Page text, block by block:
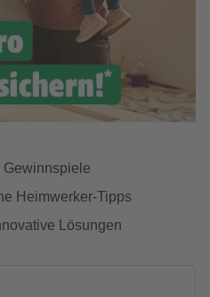
Gewinnspiele
Heimwerker-Tipps
Lösungen